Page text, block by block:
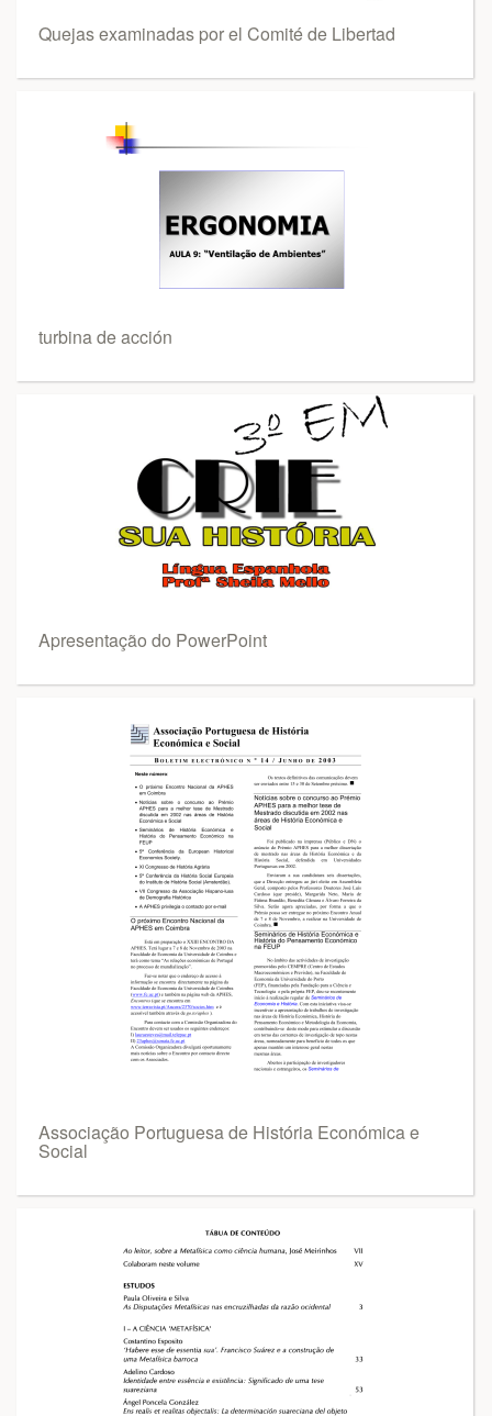
Quejas examinadas por el Comité de Libertad
turbina de acción
Apresentação do PowerPoint
Associação Portuguesa de História Económica e
Social